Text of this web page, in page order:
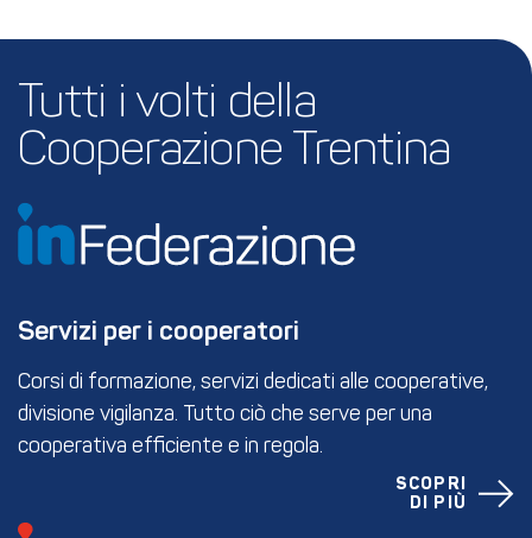
Tutti i volti della
Cooperazione Trentina
Servizi per i cooperatori
Corsi di formazione, servizi dedicati alle cooperative,
divisione vigilanza. Tutto ciò che serve per una
cooperativa efficiente e in regola.
SCOPRI
DI PIÙ